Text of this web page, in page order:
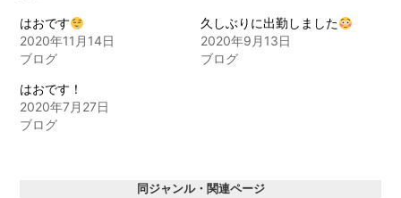
(新
し
い
ウ
ィ
ド
ウ
で
開
し
い
(新
はおです
2020年11月14日
ブログ
久しぶりに出勤しました
2020年9月13日
ブログ
はおです！
2020年7月27日
ブログ
同ジャンル・関連ページ